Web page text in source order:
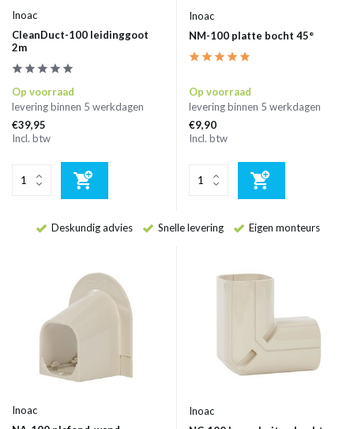
Inoac
CleanDuct-100 leidinggoot
2m
Op voorraad
levering binnen 5 werkdagen
€39,95
Incl. btw
Inoac
NM-100 platte bocht 45°
Op voorraad
levering binnen 5 werkdagen
€9,90
Incl. btw
Deskundig advies Snelle levering Eigen monteurs
Inoac
Inoac